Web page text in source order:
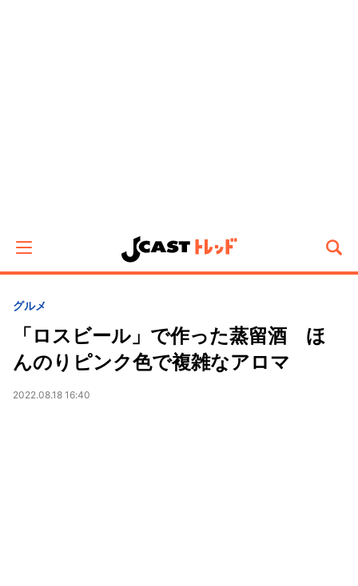
グルメ
「ロスビール」で作った蒸留酒 ほ
んのりピンク色で複雑なアロマ
2022.08.18 16:40